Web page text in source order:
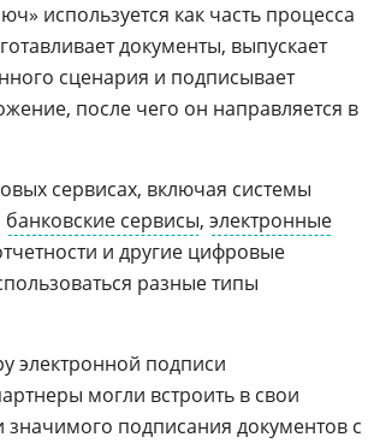
используется как часть процесса
документы, выпускает
сценария и подписывает
после чего он направляется в
сервисах, включая системы
банковские сервисы, электронные
и другие цифровые
разные типы
электронной подписи
могли встроить в свои
подписания документов с